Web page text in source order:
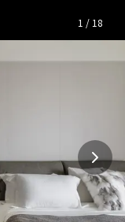
— 完整
1 / 18